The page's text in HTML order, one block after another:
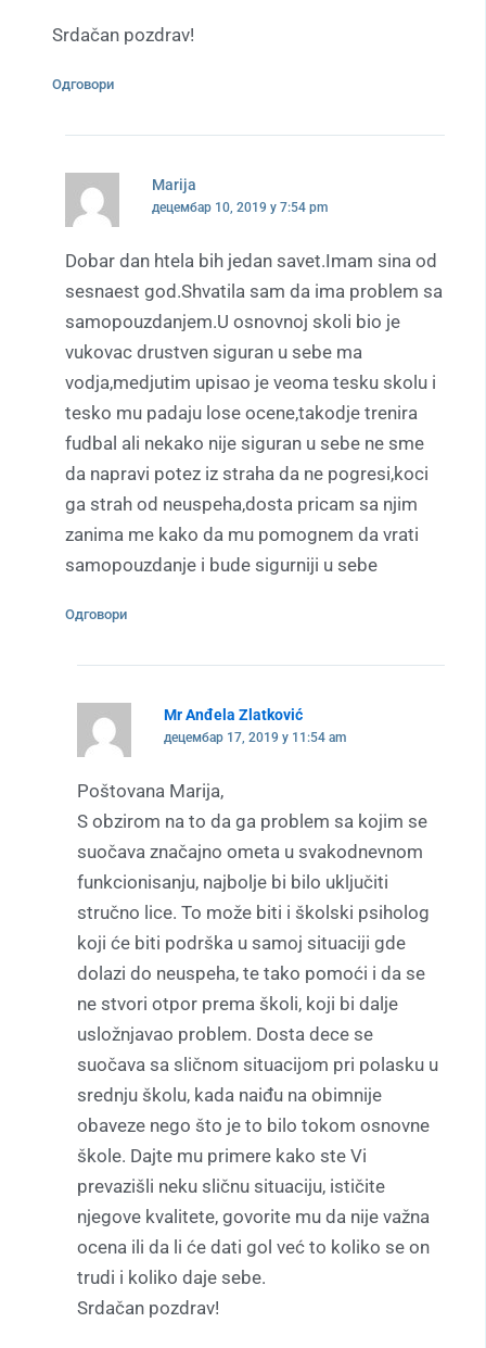
Srdačan pozdrav!
Одговори
Marija
децембар 10, 2019 у 7:54 pm
Dobar dan htela bih jedan savet.Imam sina od
sesnaest god.Shvatila sam da ima problem sa
samopouzdanjem.U osnovnoj skoli bio je
vukovac drustven siguran u sebe ma
vodja,medjutim upisao je veoma tesku skolu i
tesko mu padaju lose ocene,takodje trenira
fudbal ali nekako nije siguran u sebe ne sme
da napravi potez iz straha da ne pogresi,koci
ga strah od neuspeha,dosta pricam sa njim
zanima me kako da mu pomognem da vrati
samopouzdanje i bude sigurniji u sebe
Одговори
Mr Anđela Zlatković
децембар 17, 2019 у 11:54 am
Poštovana Marija,
S obzirom na to da ga problem sa kojim se
suočava značajno ometa u svakodnevnom
funkcionisanju, najbolje bi bilo uključiti
stručno lice. To može biti i školski psiholog
koji će biti podrška u samoj situaciji gde
dolazi do neuspeha, te tako pomoći i da se
ne stvori otpor prema školi, koji bi dalje
usložnjavao problem. Dosta dece se
suočava sa sličnom situacijom pri polasku u
srednju školu, kada naiđu na obimnije
obaveze nego što je to bilo tokom osnovne
škole. Dajte mu primere kako ste Vi
prevazišli neku sličnu situaciju, ističite
njegove kvalitete, govorite mu da nije važna
ocena ili da li će dati gol već to koliko se on
trudi i koliko daje sebe.
Srdačan pozdrav!